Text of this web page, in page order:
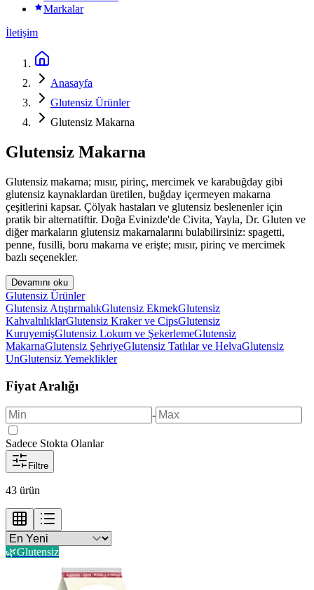
Markalar
İletişim
Anasayfa
Glutensiz Ürünler
Glutensiz Makarna
Glutensiz Makarna
Glutensiz makarna; mısır, pirinç, mercimek ve karabuğday gibi
glutensiz kaynaklardan üretilen, buğday içermeyen makarna
çeşitlerini kapsar. Çölyak hastaları ve glutensiz beslenenler için
pratik bir alternatiftir. Doğa Evinizde'de Civita, Yayla, Dr. Gluten ve
diğer markaların glutensiz makarnalarını bulabilirsiniz: spagetti,
penne, fusilli, boru makarna ve erişte; mısır, pirinç ve mercimek
bazlı seçenekler.
Devamını oku
Glutensiz Ürünler
Glutensiz AtıştırmalıkGlutensiz EkmekGlutensiz
KahvaltılıklarGlutensiz Kraker ve CipsGlutensiz
KuruyemişGlutensiz Lokum ve ŞekerlemeGlutensiz
MakarnaGlutensiz ŞehriyeGlutensiz Tatlılar ve HelvaGlutensiz
UnGlutensiz Yemeklikler
Fiyat Aralığı
-
Sadece Stokta Olanlar
Filtre
43 ürün
🌿Glutensiz